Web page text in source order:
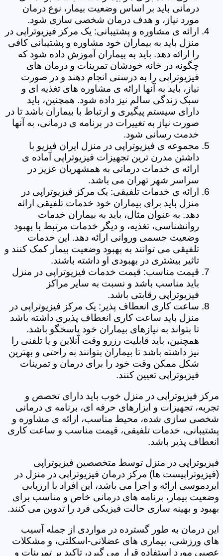
درمانی باید بر اساس وضعیت بیمار، نوع درمان
مورد نیاز، و هدف درمان شخصی سازی شود.
ارائه ی مشاوره و پشتیبانی: یک مرکز فیزیوتراپی در
منزل باید به بیماران خود مشاوره و پشتیبانی کافی
را ارائه دهد. باید به بیماران آموزش داده شود که
چگونه در خانه خودشان تمرینات و درمان های
فیزیوتراپی را به درستی انجام دهند و در صورت
نیاز، باید به آنها ارائه ی مشاوره های تغذیه ای و
سبک زندگی سالم نیز داده شود. همچنین، باید
دارای سیستم پیگیری و ارتباط با بیماران باشد تا در
صورت نیاز به تغییرات در برنامه ی درمانی، به آنها
خدمت رسانی شود.
مجموعه ی فیزیوتراپی در منزل ایران فیزیو با
داشتن مدرن ترین تجهیزات فیزیوتراپی آماده ی
ارائه ی خدمات درمانی به همشهریان عزیز در
سراسر شهر تهران می باشد.
ارائه ی خدمات تلفیقی: یک مرکز فیزیوتراپی در
منزل باید برای بیماران خود خدمات تلفیقی ارائه
دهد. به عنوان مثال، باید به بیماران خدمات
روانشناسی، تغذیه، و دیگر خدمات مرتبط با بهبود
وضعیت جسمی وروانی ارائه دهد. این خدمات
تلفیقی می توانند به بهبود وضعیت بیمار کمک کنند و
تاثیر بیشتری در بهبودی او داشته باشند.
قیمت مناسب: قیمت خدمات فیزیوتراپی در منزل
باید مناسب باشد و نسبت به سایر مراکز
فیزیوتراپی رقابتی باشد.
ساعت کاری انعطاف پذیر: یک مرکز فیزیوتراپی در
منزل باید ساعت کاری انعطاف پذیری داشته باشد
تا بتواند به نیازهای بیماران خود پاسخگو باشد.
همچنین، باید قابلیت رزرو وقت آنلاین و یا تلفنی را
نیز داشته باشد تا بیماران بتوانند به راحتی و بهترین
شکل ممکن وقت خود را برای درمان و تمرینات
فیزیوتراپی تعیین کنند.
مرکز فیزیوتراپی در منزل خوب باید دارای تخصص و
تجربه، تجهیزات و ابزارهای حرفه ای، برنامه ی درمانی
شخصی سازی شده، محیط مناسب، ارائه ی مشاوره و
پشتیبانی، خدمات تلفیقی، قیمت مناسب و ساعت کاری
انعطاف پذیر باشد.
فیزیوتراپی در منزل توسط متخصصین فیزیوتراپی
(فیزیوتراپیست ها) مرکز درمان فیزیوتراپی در منزل در
ایردموسی ارائه و اجرا می باشد، این افراد با ارزیابی
وضعیت بیمار، برنامه های درمانی خاص و مناسب برای
بهبود و بهینه سازی حالت فیزیکی فرد را تدوین می کنند.
این درمان به طور گسترده در مواردی از جمله آسیب
های ورزشی، بیماری های عضلانی-اسکلتی، و مشکلات
عصبی مورد استفاده قرار می گیرد، تاکید بر تمرینات و